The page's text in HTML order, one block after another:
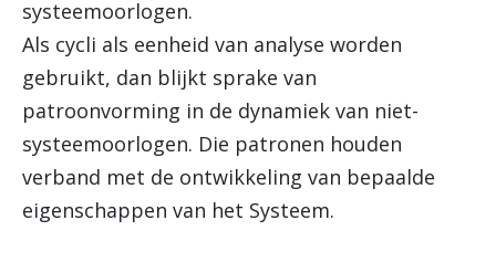
systeemoorlogen.
Als cycli als eenheid van analyse worden
gebruikt, dan blijkt sprake van
patroonvorming in de dynamiek van niet-
systeemoorlogen. Die patronen houden
verband met de ontwikkeling van bepaalde
eigenschappen van het Systeem.